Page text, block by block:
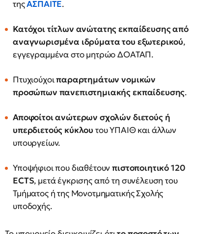
τηςΑΣΠΑΙΤΕ.
Κατόχοι τίτλων ανώτατης εκπαίδευσης από
αναγνωρισμένα ιδρύματα του εξωτερικού,
εγγεγραμμένα στο μητρώο ΔΟΑΤΑΠ.
Πτυχιούχοιπαραρτημάτων νομικών
προσώπων πανεπιστημιακής εκπαίδευσης.
Αποφοίτοι ανώτερων σχολών διετούς ή
υπερδιετούς κύκλου του ΥΠΑΙΘ και άλλων
υπουργείων.
Υποψήφιοι που διαθέτουνπιστοποιητικό 120
ECTS, μετά έγκρισης από τη συνέλευση του
Τμήματος ή της Μονοτμηματικής Σχολής
υποδοχής.